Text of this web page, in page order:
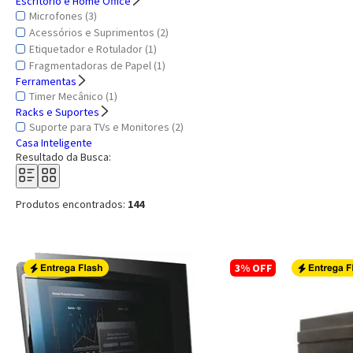
Microfones (3)
Acessórios e Suprimentos (2)
Etiquetador e Rotulador (1)
Fragmentadoras de Papel (1)
Ferramentas
Timer Mecânico (1)
Racks e Suportes
Suporte para TVs e Monitores (2)
Casa Inteligente
Resultado da Busca:
Produtos encontrados: 144
3% OFF